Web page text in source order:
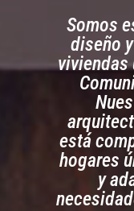
Somos
diseño
viviendas
está
hogares
y